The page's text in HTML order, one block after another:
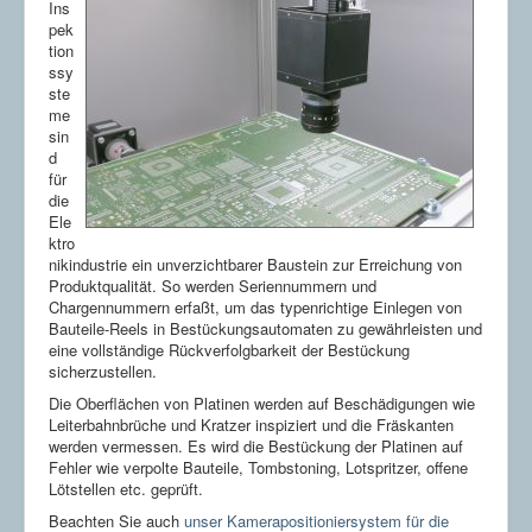
Encoderscheibenzentrierung
Branchen
Automotive
Biotechnik
Elektronik
Lebensmittel
Verpackung
Aktuelle Seite: Startseite Branchen Elektronik
Ins
pek
tion
ssy
ste
me
sin
d
für
die
Ele
ktro
nikindustrie ein unverzichtbarer Baustein zur Erreichung von
Produktqualität. So werden Seriennummern und
Chargennummern erfaßt, um das typenrichtige Einlegen von
Bauteile-Reels in Bestückungsautomaten zu gewährleisten und
eine vollständige Rückverfolgbarkeit der Bestückung
sicherzustellen.
Die Oberflächen von Platinen werden auf Beschädigungen wie
Leiterbahnbrüche und Kratzer inspiziert und die Fräskanten
werden vermessen. Es wird die Bestückung der Platinen auf
Fehler wie verpolte Bauteile, Tombstoning, Lotspritzer, offene
Lötstellen etc. geprüft.
Beachten Sie auch unser Kamerapositioniersystem für die